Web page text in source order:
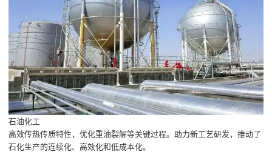
石油化工
高效传热传质特性，优化重油裂解等关键过程。助力新工艺研发，推动了
石化生产的连续化、高效化和低成本化。